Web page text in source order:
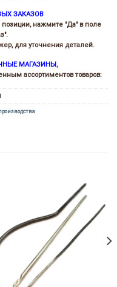
ЗАКАЗОВ
позиции, нажмите "Да" в поле
для уточнения деталей.
МАГАЗИНЫ,
ассортиментов товаров: